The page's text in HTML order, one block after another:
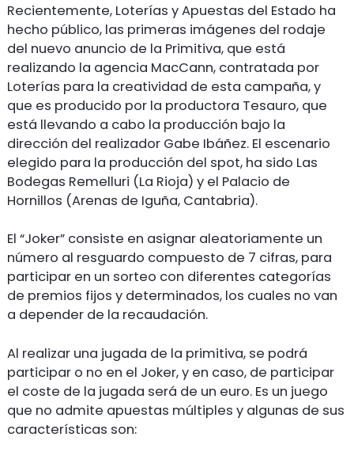
Recientemente, Loterías y Apuestas del Estado ha
hecho público, las primeras imágenes del rodaje
del nuevo anuncio de la Primitiva, que está
realizando la agencia MacCann, contratada por
Loterías para la creatividad de esta campaña, y
que es producido por la productora Tesauro, que
está llevando a cabo la producción bajo la
dirección del realizador Gabe Ibáñez. El escenario
elegido para la producción del spot, ha sido Las
Bodegas Remelluri (La Rioja) y el Palacio de
Hornillos (Arenas de Iguña, Cantabria).
El “Joker” consiste en asignar aleatoriamente un
número al resguardo compuesto de 7 cifras, para
participar en un sorteo con diferentes categorías
de premios fijos y determinados, los cuales no van
a depender de la recaudación.
Al realizar una jugada de la primitiva, se podrá
participar o no en el Joker, y en caso, de participar
el coste de la jugada será de un euro. Es un juego
que no admite apuestas múltiples y algunas de sus
características son: